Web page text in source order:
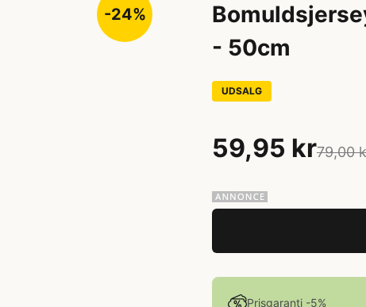
-24%
- 50cm
UDSALG
59,95 kr79,00
Prisgaranti -5%